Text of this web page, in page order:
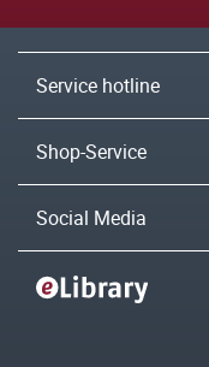
Service hotline
Shop-Service
Social Media